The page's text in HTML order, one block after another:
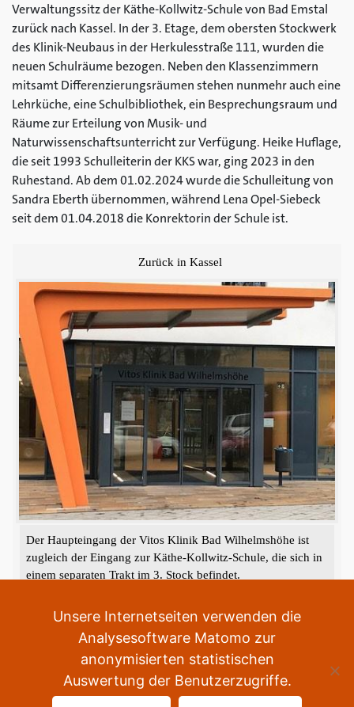
Verwaltungssitz der Käthe-Kollwitz-Schule von Bad Emstal
zurück nach Kassel. In der 3. Etage, dem obersten Stockwerk
des Klinik-Neubaus in der Herkulesstraße 111, wurden die
neuen Schulräume bezogen. Neben den Klassenzimmern
mitsamt Differenzierungsräumen stehen nunmehr auch eine
Lehrküche, eine Schulbibliothek, ein Besprechungsraum und
Räume zur Erteilung von Musik- und
Naturwissenschaftsunterricht zur Verfügung. Heike Huflage,
die seit 1993 Schulleiterin der KKS war, ging 2023 in den
Ruhestand. Ab dem 01.02.2024 wurde die Schulleitung von
Sandra Eberth übernommen, während Lena Opel-Siebeck
seit dem 01.04.2018 die Konrektorin der Schule ist.
Zurück in Kassel
Der Haupteingang der Vitos Klinik Bad Wilhelmshöhe ist
zugleich der Eingang zur Käthe-Kollwitz-Schule, die sich in
einem separaten Trakt im 3. Stock befindet.
Unsere Internetseiten verwenden die
Analysesoftware Matomo zur
anonymisierten statistischen
Auswertung der Benutzerzugriffe.